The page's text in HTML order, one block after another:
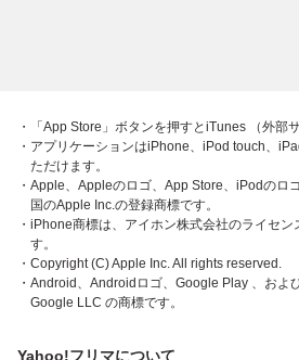
・「App Store」ボタンを押すとiTunes （外部
・アプリケーションはiPhone、iPod touch、
ただけます。
・Apple、Appleのロゴ、App Store、iPodのロ
国のApple Inc.の登録商標です。
・iPhone商標は、アイホン株式会社のライセン
す。
・Copyright (C) Apple Inc. All rights reserved.
・Android、Androidロゴ、Google Play 、およ
Google LLC の商標です。
Yahoo!フリマについて